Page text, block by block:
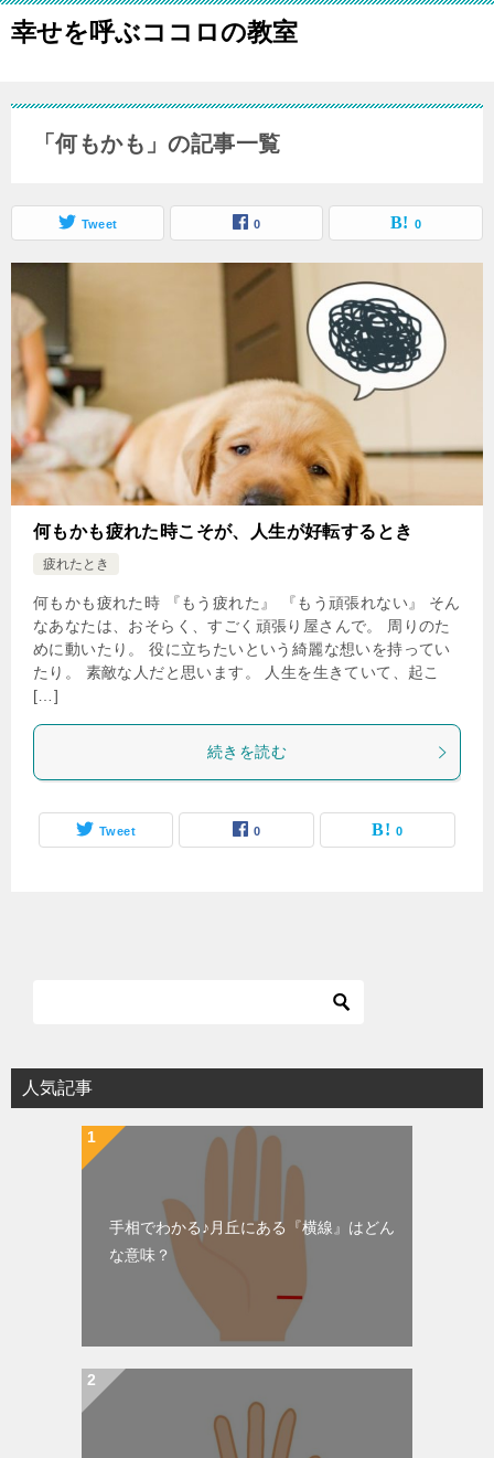
幸せを呼ぶココロの教室
「何もかも」の記事一覧
Tweet 0 0
何もかも疲れた時こそが、人生が好転するとき
疲れたとき
何もかも疲れた時 『もう疲れた』 『もう頑張れない』 そん
なあなたは、おそらく、すごく頑張り屋さんで。 周りのた
めに動いたり。 役に立ちたいという綺麗な想いを持ってい
たり。 素敵な人だと思います。 人生を生きていて、起こ
[…]
続きを読む
Tweet 0 0
人気記事
手相でわかる♪月丘にある『横線』はどん
な意味？